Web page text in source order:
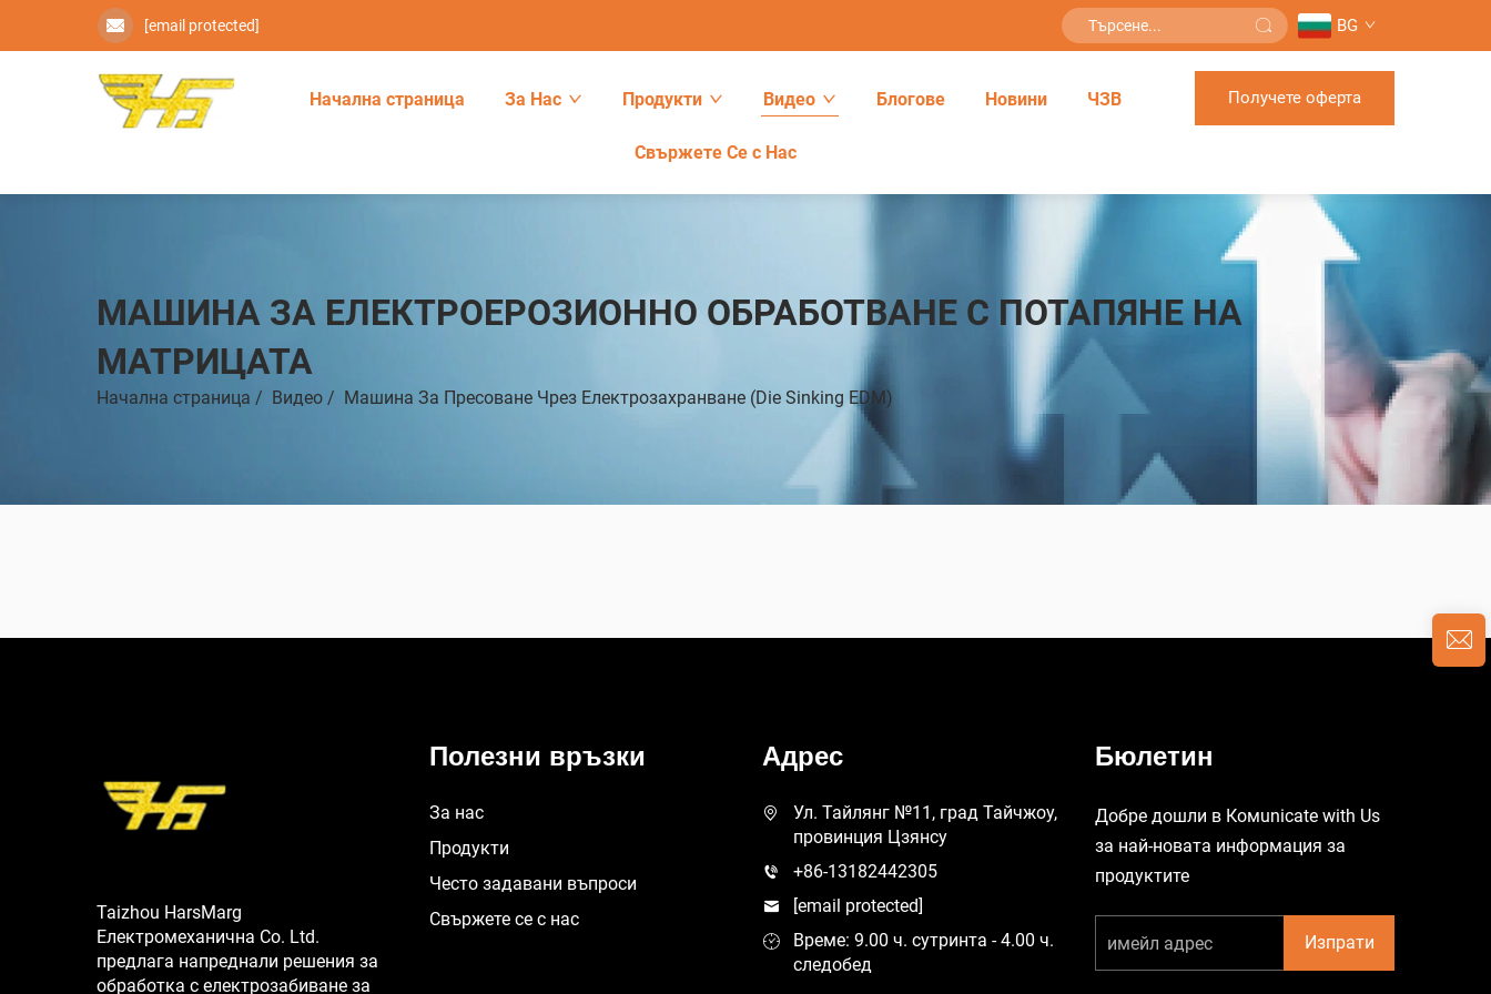
[email protected] BG
Начална страница За Нас Продукти Видео Блогове Новини ЧЗВ
Свържете Се с Нас
Получете оферта
МАШИНА ЗА ЕЛЕКТРОЕРОЗИОННО ОБРАБОТВАНЕ С ПОТАПЯНЕ НА
МАТРИЦАТА
Начална страница / Видео / Машина За Пресоване Чрез Електрозахранване (Die Sinking EDM)
Taizhou HarsMarg
Електромеханична Co. Ltd.
предлага напреднали решения за
обработка с електрозабиване за
Полезни връзки
За нас
Продукти
Често задавани въпроси
Свържете се с нас
Адрес
Ул. Тайлянг №11, град Тайчжоу,
провинция Цзянсу
+86-13182442305
[email protected]
Време: 9.00 ч. сутринта - 4.00 ч.
следобед
Бюлетин
Добре дошли в Комunicate with Us
за най-новата информация за
продуктите
Изпрати